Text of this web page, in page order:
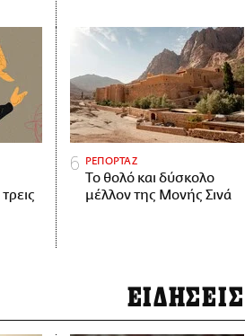
ΡΕΠΟΡΤΑΖ
Το θολό και δύσκολο
μέλλον της Μονής Σινά
ΕΙΔΗΣΕΙΣ